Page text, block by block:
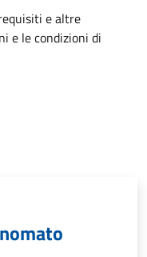
e altre
e le condizioni di